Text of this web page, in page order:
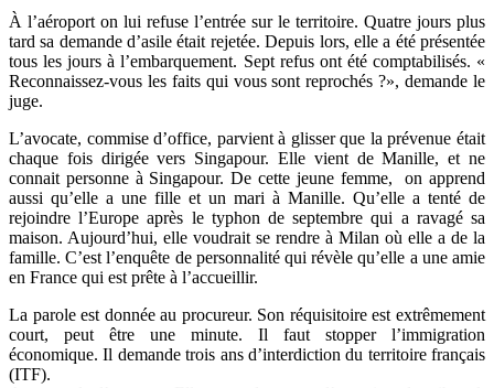
À l’aéroport on lui refuse l’entrée sur le territoire. Quatre jours plus
tard sa demande d’asile était rejetée. Depuis lors, elle a été présentée
tous les jours à l’embarquement. Sept refus ont été comptabilisés. «
Reconnaissez-vous les faits qui vous sont reprochés ?», demande le
juge.
L’avocate, commise d’office, parvient à glisser que la prévenue était
chaque fois dirigée vers Singapour. Elle vient de Manille, et ne
connait personne à Singapour. De cette jeune femme, on apprend
aussi qu’elle a une fille et un mari à Manille. Qu’elle a tenté de
rejoindre l’Europe après le typhon de septembre qui a ravagé sa
maison. Aujourd’hui, elle voudrait se rendre à Milan où elle a de la
famille. C’est l’enquête de personnalité qui révèle qu’elle a une amie
en France qui est prête à l’accueillir.
La parole est donnée au procureur. Son réquisitoire est extrêmement
court, peut être une minute. Il faut stopper l’immigration
économique. Il demande trois ans d’interdiction du territoire français
(ITF).